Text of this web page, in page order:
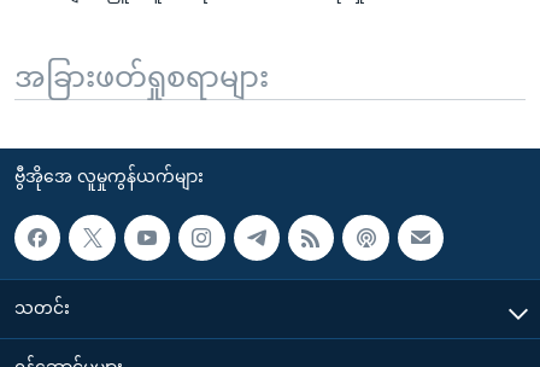
အခြားဖတ်ရှုစရာများ
ဗွီအိုအေ လူမှုကွန်ယက်များ
သတင်း